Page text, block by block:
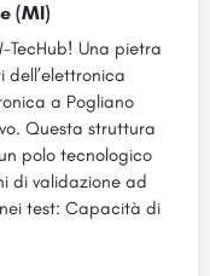
(MI)
TecHub! Una pietra
dell’elettronica
a Pogliano
Questa struttura
polo tecnologico
di validazione ad
test: Capacità di